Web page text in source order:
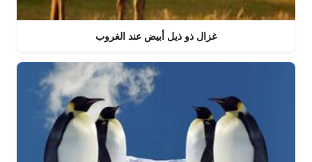
غزال ذو ذيل أبيض عند الغروب